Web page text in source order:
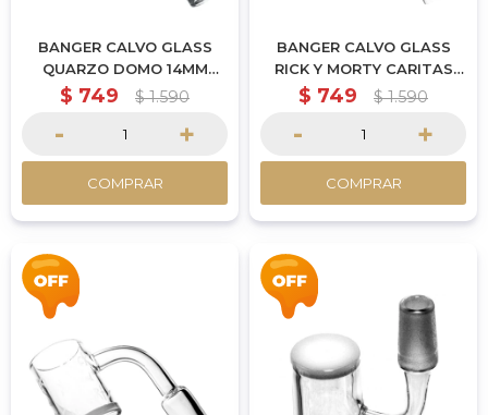
BANGER CALVO GLASS
QUARZO DOMO 14MM
MACHO
$ 749 $ 1.590
- +
COMPRAR
BANGER CALVO GLASS
RICK Y MORTY CARITAS
14MM MACHO
$ 749 $ 1.590
- +
COMPRAR